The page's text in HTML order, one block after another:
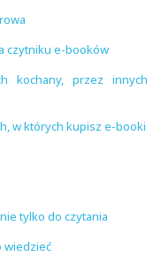
czytniku e-booków
kochany, przez innych
w których kupisz e-booki
tylko do czytania
wiedzieć